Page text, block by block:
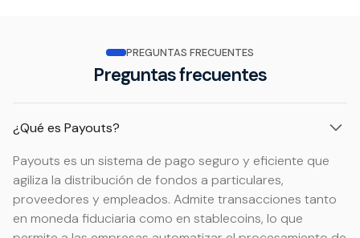
PREGUNTAS FRECUENTES
Preguntas frecuentes
¿Qué es Payouts?
Payouts es un sistema de pago seguro y eficiente que
agiliza la distribución de fondos a particulares,
proveedores y empleados. Admite transacciones tanto
en moneda fiduciaria como en stablecoins, lo que